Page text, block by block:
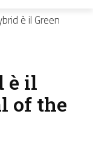
è il Green
è il
of the